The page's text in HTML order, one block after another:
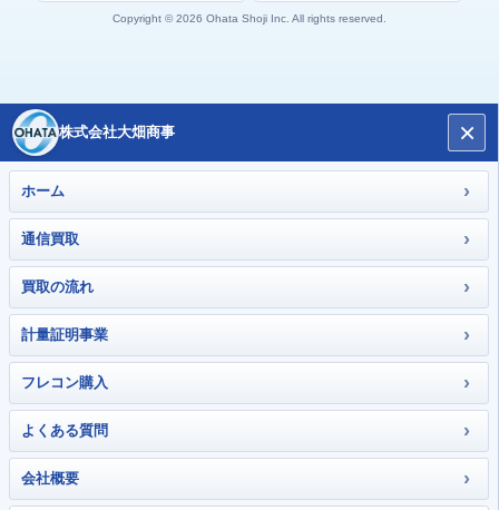
Copyright © 2026 Ohata Shoji Inc. All rights reserved.
株式会社大畑商事 ×
ホーム ›
通信買取 ›
買取の流れ ›
計量証明事業 ›
フレコン購入 ›
よくある質問 ›
会社概要 ›